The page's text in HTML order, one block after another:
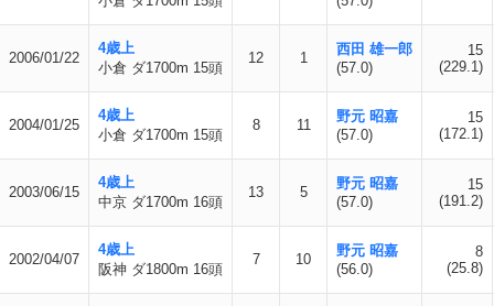
2006/01/22
4歳上
小倉 ダ1700m 15頭
12 1
西田 雄一郎
(57.0)
15
(229.1)
2004/01/25
4歳上
小倉 ダ1700m 15頭
8 11
野元 昭嘉
(57.0)
15
(172.1)
2003/06/15
4歳上
中京 ダ1700m 16頭
13 5
野元 昭嘉
(57.0)
15
(191.2)
2002/04/07
4歳上
阪神 ダ1800m 16頭
7 10
野元 昭嘉
(56.0)
8
(25.8)